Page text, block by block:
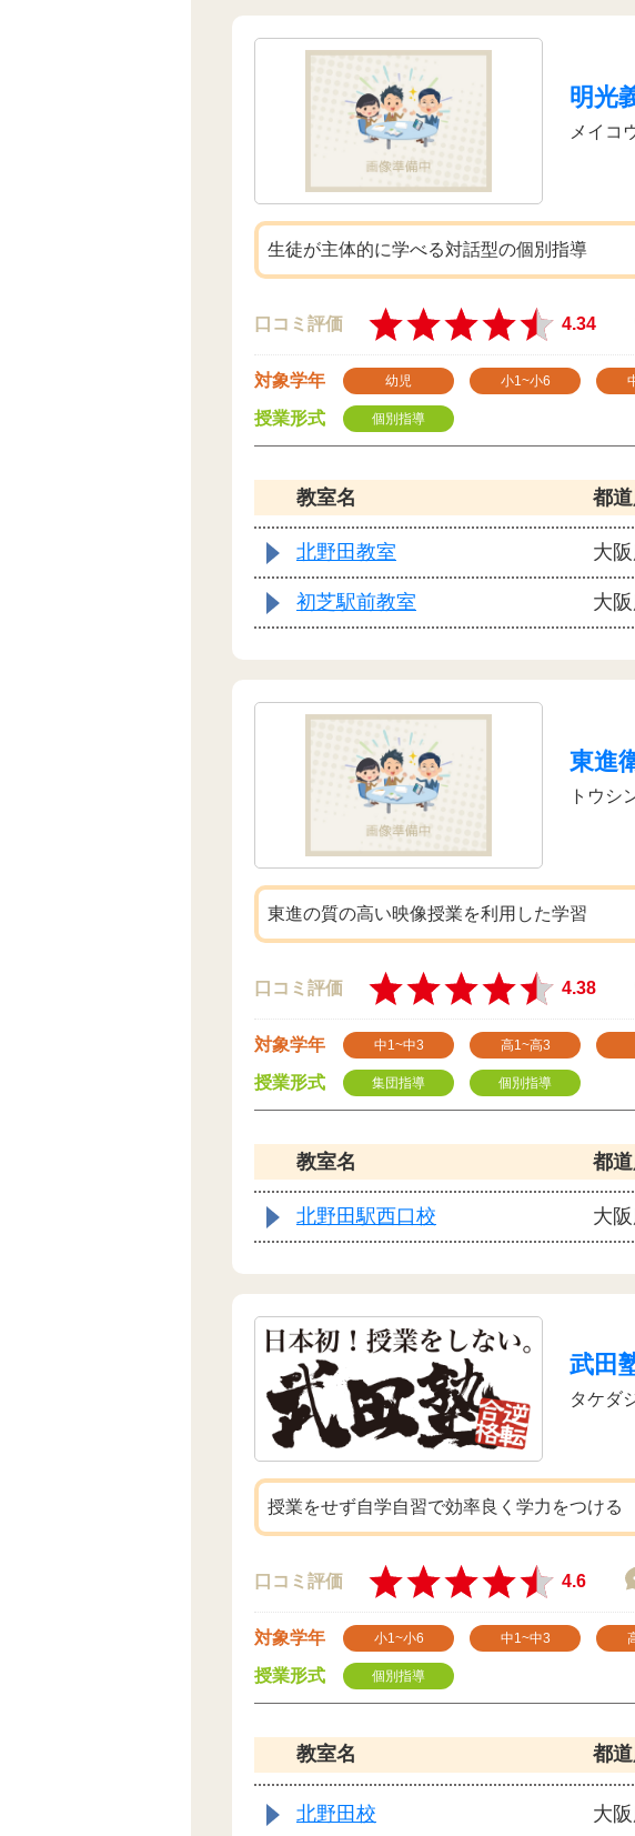
明光
メイコ
生徒が主体的に学べる対話型の個別指導
口コミ評価 4.34
対象学年 幼児 小1~小6
授業形式 個別指導
教室名 都
北野田教室 大
初芝駅前教室 大
東進
トウシ
東進の質の高い映像授業を利用した学習
口コミ評価 4.38
対象学年 中1~中3 高1~高3
授業形式 集団指導 個別指導
教室名 都
北野田駅西口校 大
武田
タケダ
授業をせず自学自習で効率良く学力をつける
口コミ評価 4.6
対象学年 小1~小6 中1~中3
授業形式 個別指導
教室名 都
北野田校 大